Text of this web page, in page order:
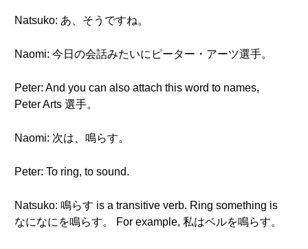
Natsuko: あ、そうですね。
Naomi: 今日の会話みたいにピーター・アーツ選手。
Peter: And you can also attach this word to names,
Peter Arts 選手。
Naomi: 次は、鳴らす。
Peter: To ring, to sound.
Natsuko: 鳴らす is a transitive verb. Ring something is
なになにを鳴らす。 For example, 私はベルを鳴らす。